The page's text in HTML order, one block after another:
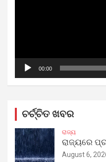
00:00
ଚର୍ଚ୍ଚିତ ଖବର
ରାଜ୍ୟ
ରାଜ୍ୟରେ
August 6,